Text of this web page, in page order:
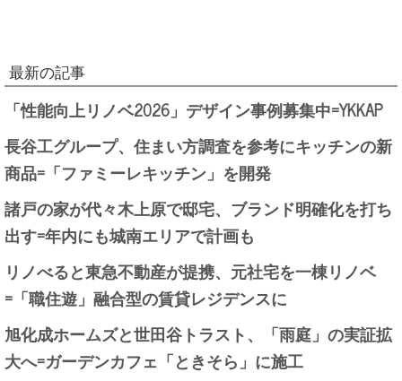
最新の記事
「性能向上リノベ2026」デザイン事例募集中=YKKAP
長谷工グループ、住まい方調査を参考にキッチンの新
商品=「ファミーレキッチン」を開発
諸戸の家が代々木上原で邸宅、ブランド明確化を打ち
出す=年内にも城南エリアで計画も
リノべると東急不動産が提携、元社宅を一棟リノベ
=「職住遊」融合型の賃貸レジデンスに
旭化成ホームズと世田谷トラスト、「雨庭」の実証拡
大へ=ガーデンカフェ「ときそら」に施工